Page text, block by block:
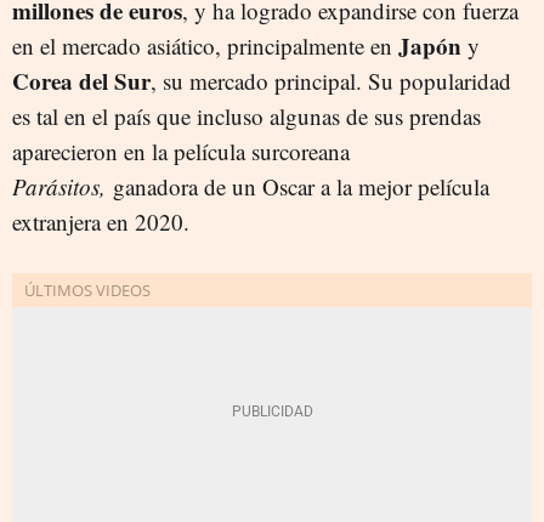
millones de euros, y ha logrado expandirse con fuerza
en el mercado asiático, principalmente en Japón y
Corea del Sur, su mercado principal. Su popularidad
es tal en el país que incluso algunas de sus prendas
aparecieron en la película surcoreana
Parásitos, ganadora de un Oscar a la mejor película
extranjera en 2020.